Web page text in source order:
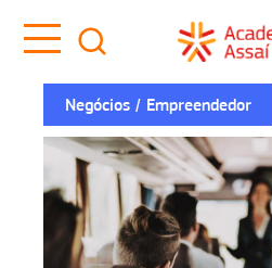
Negócios Empreendedor